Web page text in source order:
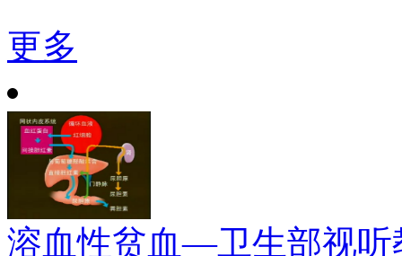
更多
溶血性贫血—卫生部视听